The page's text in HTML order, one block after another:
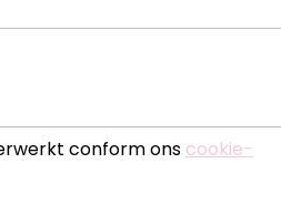
conform ons cookie-